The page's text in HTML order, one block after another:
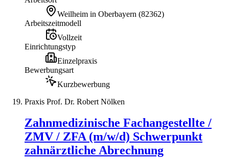
Weilheim in Oberbayern (82362)
Arbeitszeitmodell
Vollzeit
Einrichtungstyp
Einzelpraxis
Bewerbungsart
Kurzbewerbung
Praxis Prof. Dr. Robert Nölken
Zahnmedizinische Fachangestellte /
ZMV / ZFA (m/w/d) Schwerpunkt
zahnärztliche Abrechnung